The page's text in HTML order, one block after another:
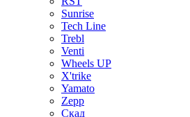
Sunrise
Tech Line
Trebl
Venti
Wheels UP
X'trike
Yamato
Zepp
Скад